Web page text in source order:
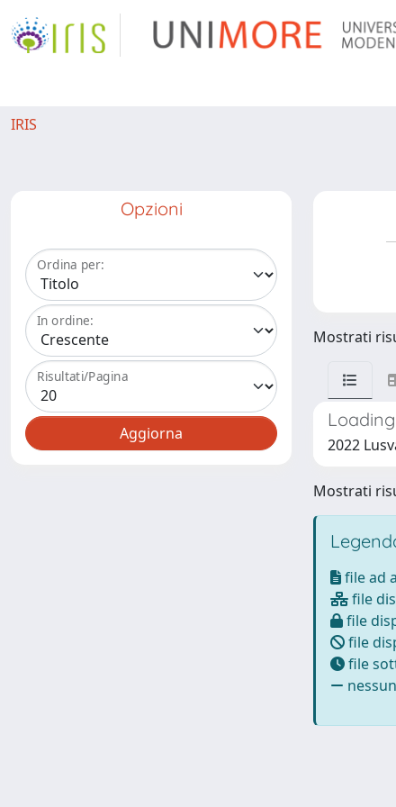
IRIS
Opzioni
Ordina per:
In ordine:
Risultati/Pagina
Mostrati
2022
Mostrati
file ad
file
file
file
file